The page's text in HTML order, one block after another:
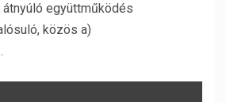
átnyúló együttműködés
közös a)